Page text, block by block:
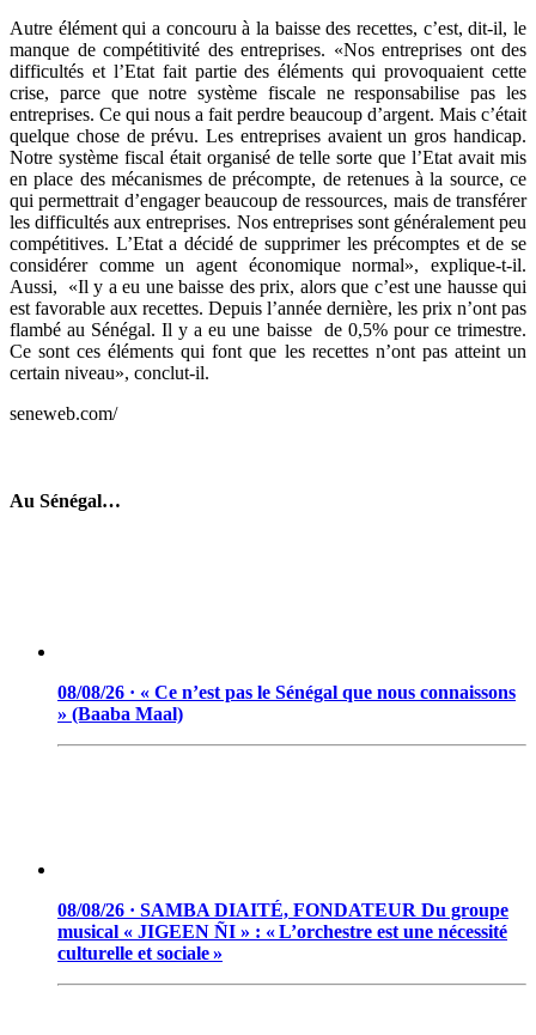
Autre élément qui a concouru à la baisse des recettes, c’est, dit-il, le
manque de compétitivité des entreprises. «Nos entreprises ont des
difficultés et l’Etat fait partie des éléments qui provoquaient cette
crise, parce que notre système fiscale ne responsabilise pas les
entreprises. Ce qui nous a fait perdre beaucoup d’argent. Mais c’était
quelque chose de prévu. Les entreprises avaient un gros handicap.
Notre système fiscal était organisé de telle sorte que l’Etat avait mis
en place des mécanismes de précompte, de retenues à la source, ce
qui permettrait d’engager beaucoup de ressources, mais de transférer
les difficultés aux entreprises. Nos entreprises sont généralement peu
compétitives. L’Etat a décidé de supprimer les précomptes et de se
considérer comme un agent économique normal», explique-t-il.
Aussi, «Il y a eu une baisse des prix, alors que c’est une hausse qui
est favorable aux recettes. Depuis l’année dernière, les prix n’ont pas
flambé au Sénégal. Il y a eu une baisse de 0,5% pour ce trimestre.
Ce sont ces éléments qui font que les recettes n’ont pas atteint un
certain niveau», conclut-il.
seneweb.com/
Au Sénégal…
08/08/26 · « Ce n’est pas le Sénégal que nous connaissons
» (Baaba Maal)
08/08/26 · SAMBA DIAITÉ, FONDATEUR Du groupe
musical « JIGEEN ÑI » : « L’orchestre est une nécessité
culturelle et sociale »